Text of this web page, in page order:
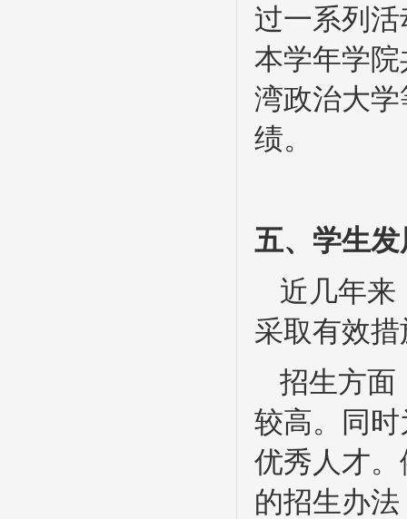
过一系列
本学年学
湾政治大
绩。
五、学生发
近几年来
采取有效
招生方面
较高。同
优秀人才
的招生办